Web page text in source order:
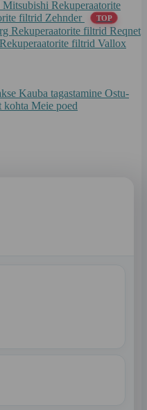
Mitsubishi Rekuperaatorite
filtrid Zehnder TOP
Rekuperaatorite filtrid Reqnet
Rekuperaatorite filtrid Vallox
Kauba tagastamine Ostu-
kohta Meie poed